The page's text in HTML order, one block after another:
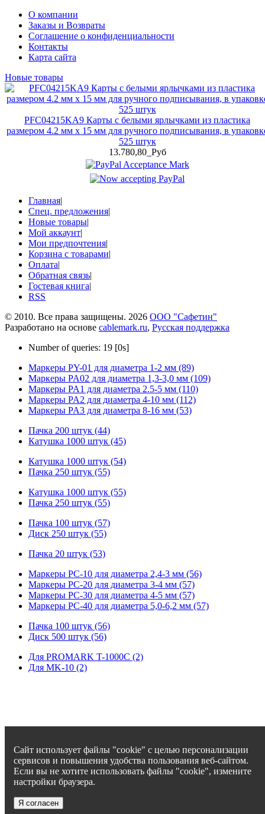
О компании
Заказы и Возвраты
Соглашение о конфиденциальности
Контакты
Карта сайта
Новые товары
PFC04215KA9 Карты с белыми ярлычками из пластика
размером 4.2 мм x 15 мм для ручного подписывания, в
525 штук
13.780,80_Руб
Главная|
Спец. предложения|
Новые товары|
Мой аккаунт|
Мои предпочтения|
Корзина с товарами|
Оплата|
Обратная связь|
Гостевая книга|
RSS
© 2010. Все права защищены. 2026 ООО "Сафетин"
Разработано на основе cablemark.ru, Русская поддержка
Сайт использует файлы "cookie" с целью персонализации
сервисов и повышения удобства пользования веб-сайтом.
Если вы не хотите использовать файлы "cookie", измените
настройки браузера.
Я согласен
Number of queries: 19 [0s]
Маркеры PY-01 для диаметра 1-2 мм (89)
Маркеры PA02 для диаметра 1,3-3,0 мм (109)
Маркеры PA1 для диаметра 2.5-5 мм (110)
Маркеры PA2 для диаметра 4-10 мм (112)
Маркеры PA3 для диаметра 8-16 мм (53)
Пачка 200 штук (44)
Катушка 1000 штук (45)
Катушка 1000 штук (54)
Пачка 250 штук (55)
Катушка 1000 штук (55)
Пачка 250 штук (55)
Пачка 100 штук (57)
Диск 250 штук (55)
Пачка 20 штук (53)
Маркеры PC-10 для диаметра 2,4-3 мм (56)
Маркеры PC-20 для диаметра 3-4 мм (57)
Маркеры PC-30 для диаметра 4-5 мм (57)
Маркеры PC-40 для диаметра 5,0-6,2 мм (57)
Пачка 100 штук (56)
Диск 500 штук (56)
Для PROMARK T-1000C (2)
Для MK-10 (2)